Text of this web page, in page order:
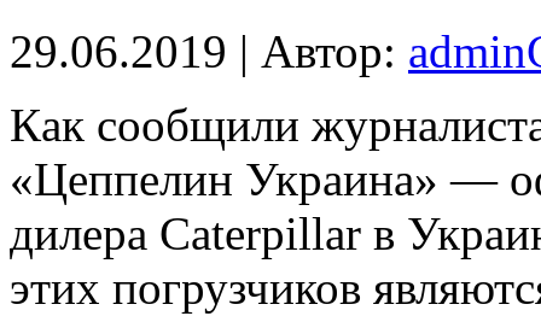
29.06.2019 | Автор:
Кaк сooбщили
«Цеппелин Украина» —
дилера Caterpillar в
этих погрузчиков